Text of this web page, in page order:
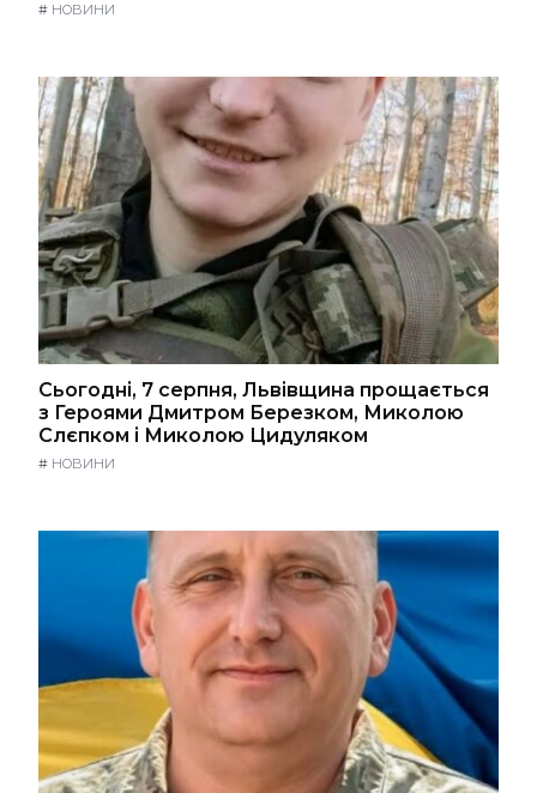
# НОВИНИ
Сьогодні, 7 серпня, Львівщина прощається
з Героями Дмитром Березком, Миколою
Слєпком і Миколою Цидуляком
# НОВИНИ